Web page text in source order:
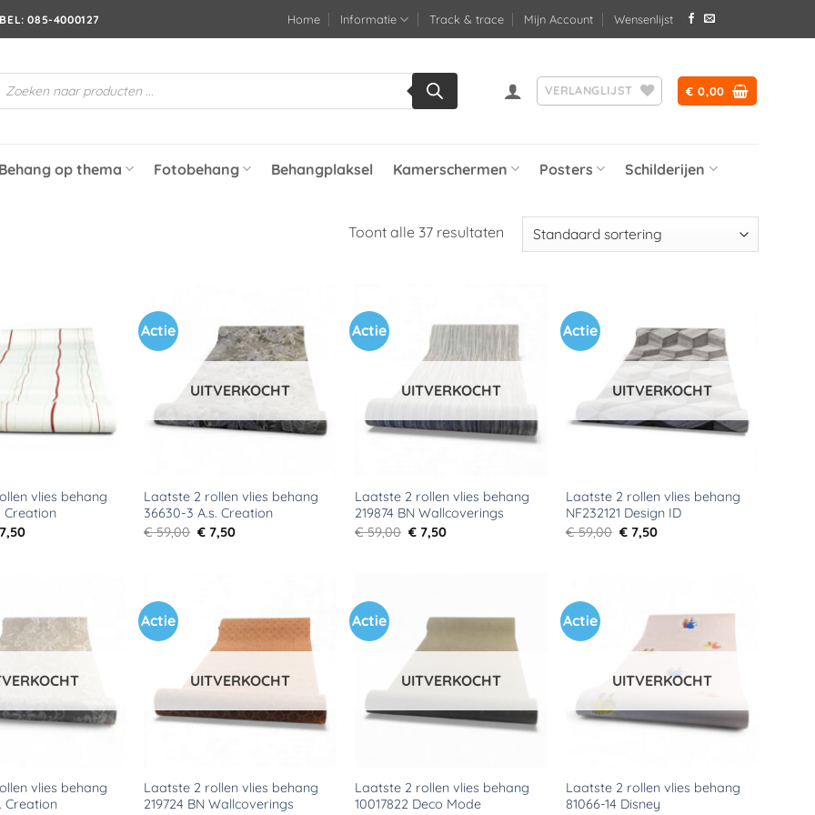
085-4000127 Home Informatie Track & trace Mijn Account Wensenlijst
VERLANGLIJST € 0,00
Behang op thema Fotobehang Behangplaksel Kamerschermen Posters Schilderijen
Toont alle 37 resultaten
Toevoegen
verlanglijst
vlies behang
Creation
Huidige
Actie
Toevoegen
aan
verlanglijst
UITVERKOCHT
Laatste 2 rollen vlies behang
36630-3 A.s. Creation
€59,00 Oorspronkelijke
prijs
€ 7,50Huidige
Actie
Toevoegen
aan
verlanglijst
UITVERKOCHT
Laatste 2 rollen vlies behang
219874 BN Wallcoverings
€59,00 Oorspronkelijke
prijs
€ 7,50Huidige
Actie
Toevoegen
aan
verlanglijst
UITVERKOCHT
Laatste 2 rollen vlies behang
NF232121 Design ID
€59,00 Oorspronkelijke
prijs
€ 7,50Huidige
Toevoegen
aan
verlanglijst
vlies behang
Creation
Actie
aan
verlanglijst
UITVERKOCHT
Laatste 2 rollen vlies behang
219724 BN Wallcoverings
Actie
aan
verlanglijst
UITVERKOCHT
Laatste 2 rollen vlies behang
10017822 Deco Mode
Actie
Toevoegen
verlanglijst
UITVERKOCHT
Laatste 2 rollen vlies behang
81066-14 Disney